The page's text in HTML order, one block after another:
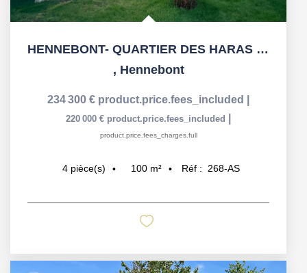
HENNEBONT- QUARTIER DES HARAS - MAISON 100m2 - A RENOVER -...
, Hennebont
234 300 € product.price.fees_included
220 000 € product.price.fees_included
product.price.fees_charges.full
4 pièce(s) 100 m² Réf : 268-AS